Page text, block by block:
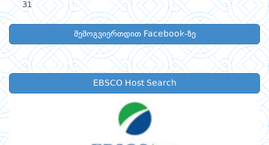
31
შემოგვიერთდით Facebook-ზე
EBSCO Host Search